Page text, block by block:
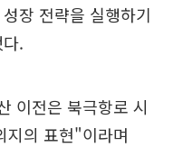
장 전략을 실행하기
.
이전은 북극항로 시
지의 표현"이라며